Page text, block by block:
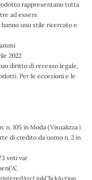
rappresentano tutta
ad essere
uno stile ricercato e
grammi
partire dal ‏ : ‎ 6 aprile 2022
diritto di recesso legale,
Per le eccezioni e le
n. 105 in Moda (Visualizza i
di credito da uomo n. 2 in
voti var